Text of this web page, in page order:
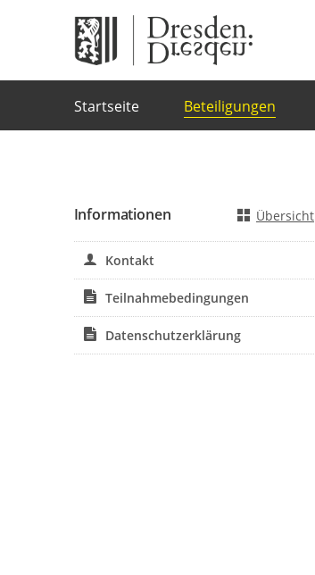
Startseite Beteiligungen
Informationen Übersicht
Kontakt
Teilnahmebedingungen
Datenschutzerklärung